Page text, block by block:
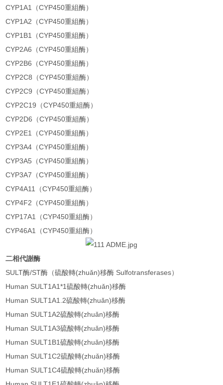
CYP1A1（CYP450重組酶）
CYP1A2（CYP450重組酶）
CYP1B1（CYP450重組酶）
CYP2A6（CYP450重組酶）
CYP2B6（CYP450重組酶）
CYP2C8（CYP450重組酶）
CYP2C9（CYP450重組酶）
CYP2C19（CYP450重組酶）
CYP2D6（CYP450重組酶）
CYP2E1（CYP450重組酶）
CYP3A4（CYP450重組酶）
CYP3A5（CYP450重組酶）
CYP3A7（CYP450重組酶）
CYP4A11（CYP450重組酶）
CYP4F2（CYP450重組酶）
CYP17A1（CYP450重組酶）
CYP46A1（CYP450重組酶）
二相代謝酶
SULT酶/ST酶（硫酸轉(zhuǎn)移酶 Sulfotransferases）
Human SULT1A1*1硫酸轉(zhuǎn)移酶
Human SULT1A1.2硫酸轉(zhuǎn)移酶
Human SULT1A2硫酸轉(zhuǎn)移酶
Human SULT1A3硫酸轉(zhuǎn)移酶
Human SULT1B1硫酸轉(zhuǎn)移酶
Human SULT1C2硫酸轉(zhuǎn)移酶
Human SULT1C4硫酸轉(zhuǎn)移酶